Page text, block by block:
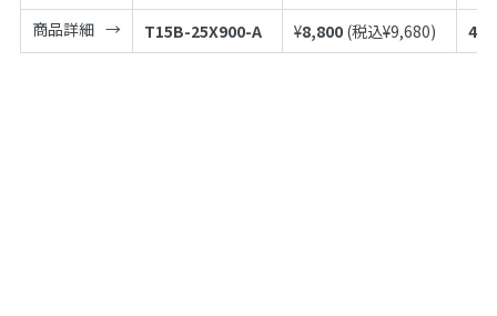
商品詳細
T15B-25X900-A ¥8,800 (税込¥9,680)